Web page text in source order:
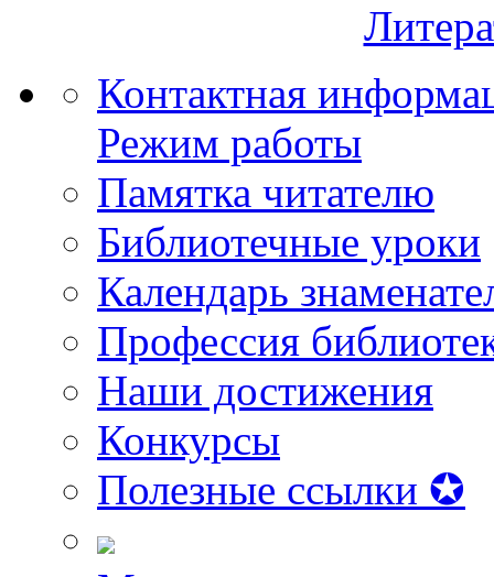
Контактная
Режим работы
Памятка читателю
Библиотечные уроки
Календарь
Профессия
Наши достижения
Конкурсы
Полезные ссылки ✪